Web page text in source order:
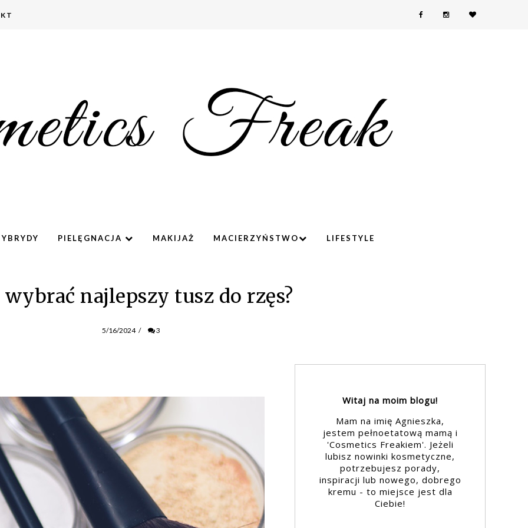
PIELĘGNACJA MAKIJAŻ MACIERZYŃSTWO LIFESTYLE
wybrać najlepszy tusz do rzęs?
5/16/2024 / 3
Witaj na moim blogu!
Mam na imię Agnieszka,
jestem pełnoetatową mamą i
'Cosmetics Freakiem'. Jeżeli
lubisz nowinki kosmetyczne,
potrzebujesz porady,
inspiracji lub nowego, dobrego
kremu - to miejsce jest dla
Ciebie!